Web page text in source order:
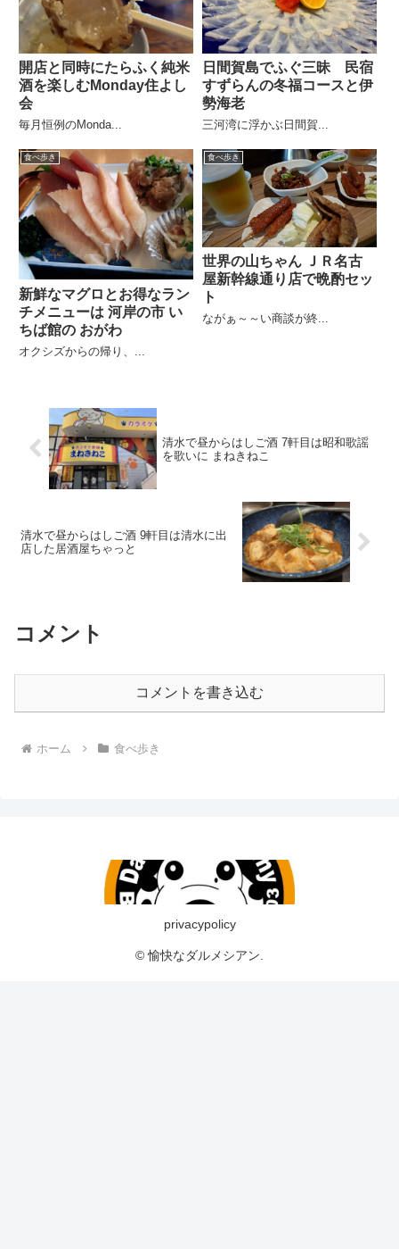
開店と同時にたらふく純米
酒を楽しむMonday住よし
会
毎月恒例のMonda...
日間賀島でふぐ三昧 民宿
すずらんの冬福コースと伊
勢海老
三河湾に浮かぶ日間賀...
食べ歩き
新鮮なマグロとお得なラン
チメニューは 河岸の市 い
ちば館の おがわ
オクシズからの帰り、...
食べ歩き
世界の山ちゃん ＪＲ名古
屋新幹線通り店で晩酌セッ
ト
ながぁ～～い商談が終...
清水で昼からはしご酒 7軒目は昭和歌謡
を歌いに まねきねこ
清水で昼からはしご酒 9軒目は清水に出
店した居酒屋ちゃっと
コメント
コメントを書き込む
ホーム 食べ歩き
privacypolicy
© 愉快なダルメシアン.